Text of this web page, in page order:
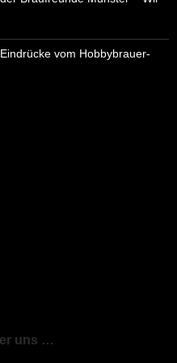
vom Hobbybrauer-
uns …